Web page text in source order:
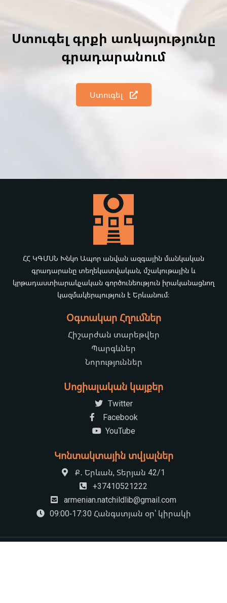
Ստուգել գրքի առկայությունը
գրադարանում
Ստուգել
ՀՀ ԿԳՄՍՆ Խնկո Ապոր անվան ազգային մանկական
գրադարանը տեղեկատվական, մշակութային և
կրթադաստիարակչական գործունեություն իրականացնող
կազմակերպություն է Երևանում։
Օգտակար Հղումներ
Հիշարժան տարեթվեր
Պարգևներ
Նորություններ
Սոցիալական կայքեր
Twitter
Facebook
YouTube
Կոնտակտային տվյալներ
Ք․ Երևան, Տերյան 42/1
+37410521222
armenian.natchildlib@gmail.com
09:00-17:30 Հանգստյան օր՝ կիրակի